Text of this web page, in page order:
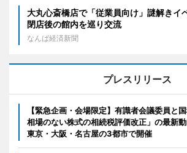
大丸心斎橋店で「従業員向け」謎解き
閉店後の館内を巡り交流
なんば経済新聞
プレスリリース
【緊急企画・会場限定】有識者会議委員と
相場のない株式の相続税評価改正」の最新
東京・大阪・名古屋の3都市で開催